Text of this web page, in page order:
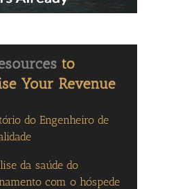
do Engenheiro de
da saúde do
com o hóspede